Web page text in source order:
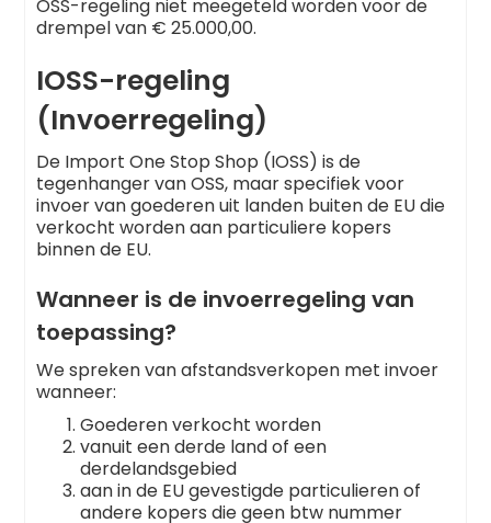
OSS-regeling niet meegeteld worden voor de
drempel van € 25.000,00.
IOSS-regeling
(Invoerregeling)
De Import One Stop Shop (IOSS) is de
tegenhanger van OSS, maar specifiek voor
invoer van goederen uit landen buiten de EU die
verkocht worden aan particuliere kopers
binnen de EU.
Wanneer is de invoerregeling van
toepassing?
We spreken van afstandsverkopen met invoer
wanneer:
Goederen verkocht worden
vanuit een derde land of een
derdelandsgebied
aan in de EU gevestigde particulieren of
andere kopers die geen btw nummer